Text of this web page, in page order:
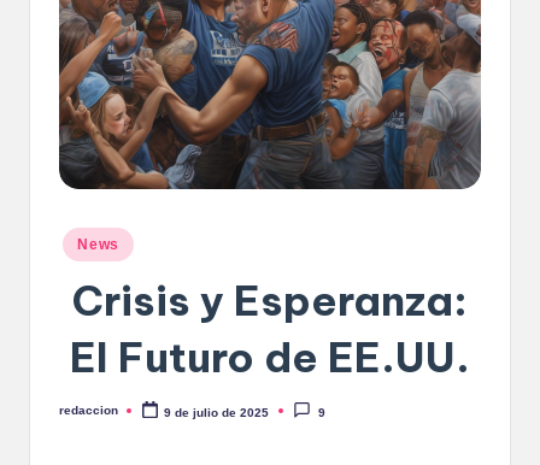
Publicado
en
News
Crisis y Esperanza:
El Futuro de EE.UU.
Publicado
redaccion 9 de julio de 2025 9